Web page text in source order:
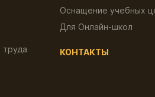
труда
Оснащение учебных
Для Онлайн-школ
КОНТАКТЫ